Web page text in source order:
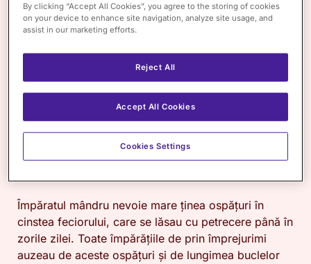
A
un fecior cu pielea albă ca de lapte. Povestea spune
că pielea lui părea de porțelan mulțumită laptelui de
vacă de la cele mai falnice vaci din împărăție, cu
care fusese hrănit încă de la o vârstă fragedă.
Veneau oameni din toată împărăția și de prin
împrejurimi ca să îi admire pielea albă și părul de
aur.
Împăratul mândru nevoie mare ținea ospățuri în
cinstea feciorului, care se lăsau cu petrecere până în
zorile zilei. Toate împărățiile de prin împrejurimi
auzeau de aceste ospățuri și de lungimea buclelor
By clicking “Accept All Cookies”, you agree to the storing of cookies
on your device to enhance site navigation, analyze site usage, and
assist in our marketing efforts.
Reject All
Accept All Cookies
Cookies Settings